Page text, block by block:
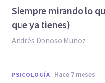
Siempre mirando lo
que ya tienes)
Andrés Donoso Muñoz
PSICOLOGÍA hace 7 meses